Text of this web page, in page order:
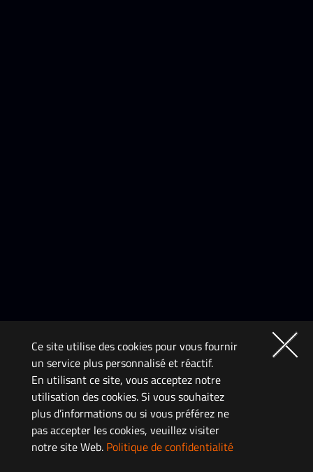
Ce site utilise des cookies pour vous fournir
un service plus personnalisé et réactif.
En utilisant ce site, vous acceptez notre
utilisation des cookies. Si vous souhaitez
plus d’informations ou si vous préférez ne
pas accepter les cookies, veuillez visiter
notre site Web. Politique de confidentialité